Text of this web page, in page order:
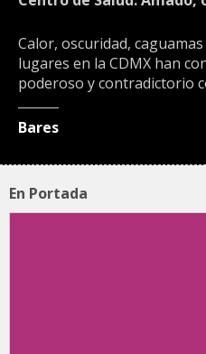
Calor, oscuridad,
lugares en la CDMX han
poderoso y contradictorio
Bares
En Portada